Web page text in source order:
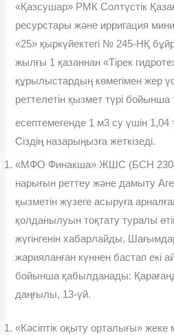
«Қазсушар» РМК Солтүстік
ресурстары жəне ирригация
«25» қыркүйектегі № 245-НҚ
жылғы 1 қазаннан «Тірек
құрылыстардың көмегімен жер
реттелетін қызмет түрі
есептемегенде 1 м3 су үшін 1,04
Сіздің назарыңызға жеткізеді.
«МФО Финакша» ЖШС (БСН
на­рығын реттеу жəне дамыту
қызметін жү­зеге асыруға
қолданылуын тоқтату туралы
жүгінгенін хабарлайды.
жарияланған күннен бастап екі
бой­ынша қабылданады:
даңғылы, 13-үй.
«Кəсіптік оқыту орталығы»